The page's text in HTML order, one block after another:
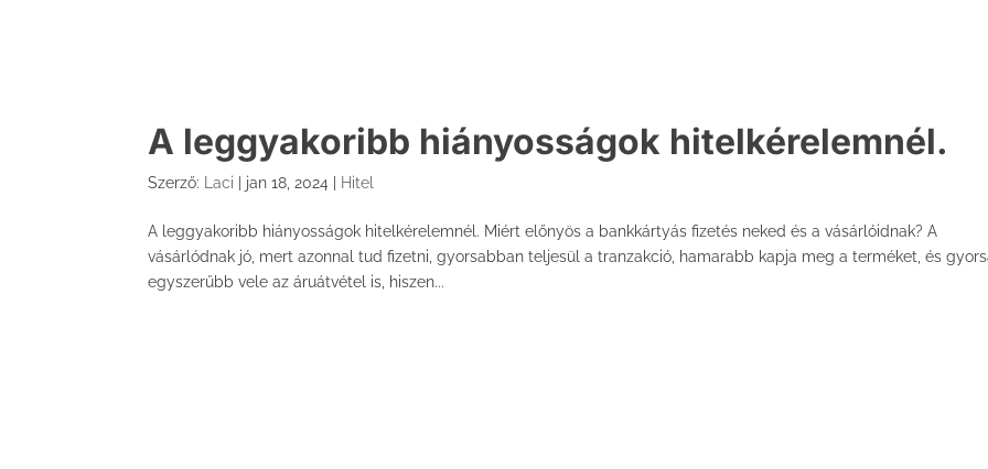
A leggyakoribb hiányosságok hitelkérelemnél.
Szerző: Laci jan 18, 2024 Hitel
A leggyakoribb hiányosságok hitelkérelemnél. Miért előnyös a bankkártyás fizetés neked és a vásárlóidnak? A
vásárlódnak jó, mert azonnal tud fizetni, gyorsabban teljesül a tranzakció, hamarabb kapja meg a terméket, és
egyszerűbb vele az áruátvétel is, hiszen...